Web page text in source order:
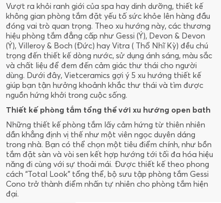
Vượt ra khỏi ranh giới của spa hay dinh dưỡng, thiết kế
không gian phòng tắm đặt yếu tố sức khỏe lên hàng đầu
đóng vai trò quan trọng. Theo xu hướng này, các thương
hiệu phòng tắm đẳng cấp như Gessi (Ý), Devon & Devon
(Ý), Villeroy & Boch (Đức) hay Vitra ( Thổ Nhĩ Kỳ) đều chú
trọng đến thiết kế dòng nước, sử dụng ánh sáng, màu sắc
và chất liệu để đem đến cảm giác thư thái cho người
dùng. Dưới đây, Vietceramics gợi ý 5 xu hướng thiết kế
giúp bạn tận hưởng khoảnh khắc thư thái và tìm được
nguồn hứng khởi trong cuộc sống.
Thiết kế phòng tắm tổng thể với xu hướng open bath
Những thiết kế phòng tắm lấy cảm hứng từ thiên nhiên
dần khẳng định vị thế như một viên ngọc duyên dáng
trong nhà. Bạn có thể chọn một tiêu điểm chính, như bồn
tắm đặt sàn và vòi sen kết hợp hướng tới tối đa hóa hiệu
năng đi cùng với sự thoải mái. Được thiết kế theo phong
cách “Total Look” tổng thể, bộ sưu tập phòng tắm Gessi
Cono trở thành điểm nhấn tự nhiên cho phòng tắm hiện
đại.